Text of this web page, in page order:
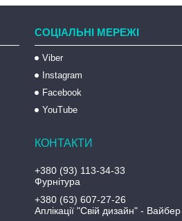
СОЦІАЛЬНІ МЕРЕЖІ
Viber
Instagram
Facebook
YouTube
+380 (93) 113-34-33
Фурнітура
+380 (63) 607-27-26
Аплікації "Свій дизайн" - Вайбер